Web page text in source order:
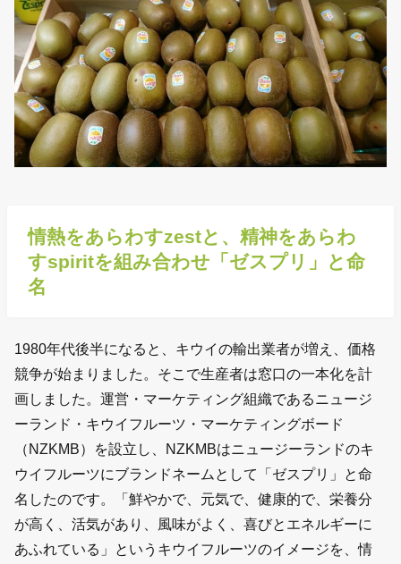
情熱をあらわすzestと、精神をあらわ
すspiritを組み合わせ「ゼスプリ」と命
名
1980年代後半になると、キウイの輸出業者が増え、価格
競争が始まりました。そこで生産者は窓口の一本化を計
画しました。運営・マーケティング組織であるニュージ
ーランド・キウイフルーツ・マーケティングボード
（NZKMB）を設立し、NZKMBはニュージーランドのキ
ウイフルーツにブランドネームとして「ゼスプリ」と命
名したのです。「鮮やかで、元気で、健康的で、栄養分
が高く、活気があり、風味がよく、喜びとエネルギーに
あふれている」というキウイフルーツのイメージを、情